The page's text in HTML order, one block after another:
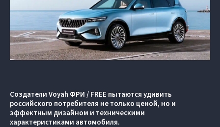
Создатели Voyah ФРИ / FREE пытаются удивить
российского потребителя не только ценой, но и
эффектным дизайном и техническими
характеристиками автомобиля.